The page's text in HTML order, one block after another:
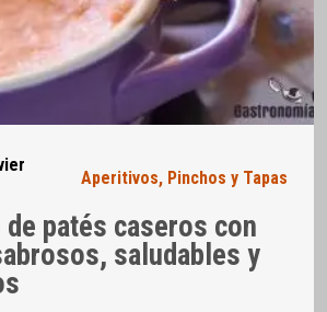
Aperitivos, Pinchos y Tapas
patés caseros con
saludables y